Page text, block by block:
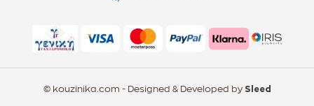
© kouzinika.com - Designed & Developed by Sleed